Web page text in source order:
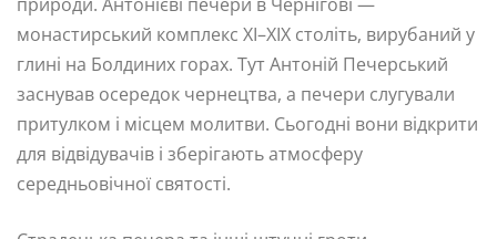
природи. Антонієві печери в Чернігові —
монастирський комплекс XI–XIX століть, вирубаний у
глині на Болдиних горах. Тут Антоній Печерський
заснував осередок чернецтва, а печери слугували
притулком і місцем молитви. Сьогодні вони відкрити
для відвідувачів і зберігають атмосферу
середньовічної святості.